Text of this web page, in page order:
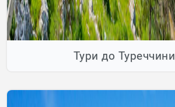
Тури до Туреччини